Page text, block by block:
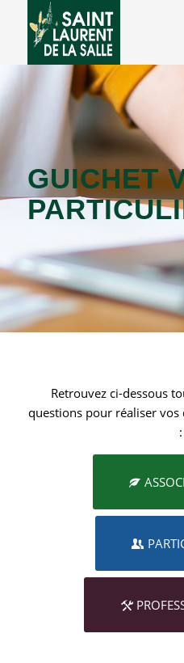
GUICHET
Retrouvez ci-dessous
questions pour réaliser
: